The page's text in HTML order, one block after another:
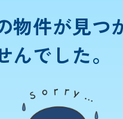
物件が見つ
んでした。